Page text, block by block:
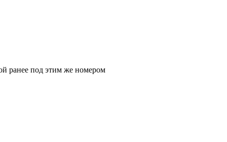
ранее под этим же номером